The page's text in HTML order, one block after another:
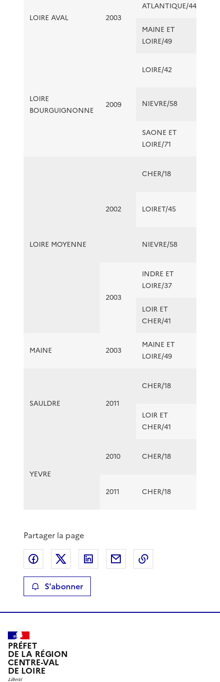
LOIRE AVAL 2003
ATLANTIQUE/44
MAINE ET
LOIRE/49
LOIRE
BOURGUIGNONNE
2009
LOIRE/42
NIEVRE/58
SAONE ET
LOIRE/71
LOIRE MOYENNE
2002
CHER/18
LOIRET/45
NIEVRE/58
2003
INDRE ET
LOIRE/37
LOIR ET
CHER/41
MAINE 2003
MAINE ET
LOIRE/49
SAULDRE 2011
CHER/18
LOIR ET
CHER/41
YEVRE
2010 CHER/18
2011 CHER/18
Partager la page
Partager sur Facebook
Partager sur XPartager sur LinkedIn
Partager par email
S'abonner
PRÉFET
DE LA RÉGION
CENTRE-VAL
DE LOIRE